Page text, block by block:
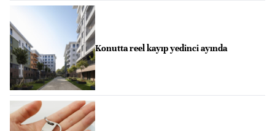
Konutta reel kayıp yedinci ayında